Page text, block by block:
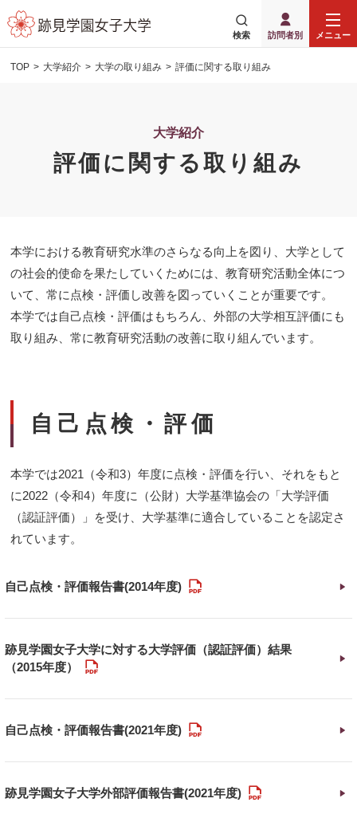
検索 訪問者別 メニュー
TOP 大学紹介 大学の取り組み 評価に関する取り組み
大学紹介
評価に関する取り組み
本学における教育研究水準のさらなる向上を図り、大学として
の社会的使命を果たしていくためには、教育研究活動全体につ
いて、常に点検・評価し改善を図っていくことが重要です。
本学では自己点検・評価はもちろん、外部の大学相互評価にも
取り組み、常に教育研究活動の改善に取り組んでいます。
自己点検・評価
本学では2021（令和3）年度に点検・評価を行い、それをもと
に2022（令和4）年度に（公財）大学基準協会の「大学評価
（認証評価）」を受け、大学基準に適合していることを認定さ
れています。
自己点検・評価報告書(2014年度)
跡見学園女子大学に対する大学評価（認証評価）結果
（2015年度）
自己点検・評価報告書(2021年度)
跡見学園女子大学外部評価報告書(2021年度)